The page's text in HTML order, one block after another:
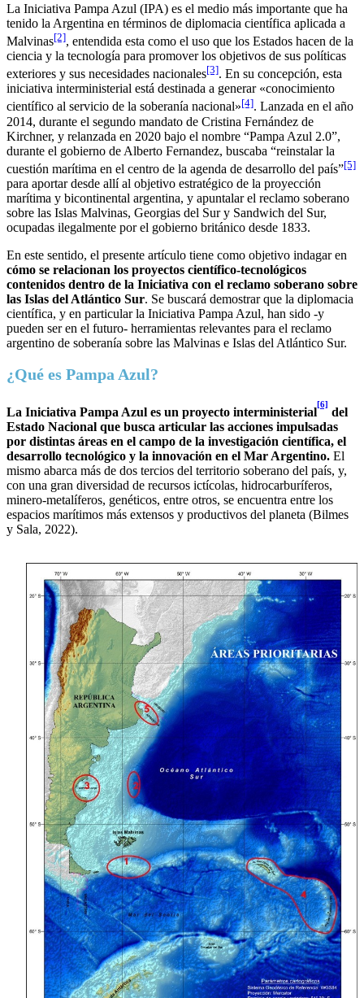
La Iniciativa Pampa Azul (IPA) es el medio más importante que ha
tenido la Argentina en términos de diplomacia científica aplicada a
Malvinas[2], entendida esta como el uso que los Estados hacen de la
ciencia y la tecnología para promover los objetivos de sus políticas
exteriores y sus necesidades nacionales[3]. En su concepción, esta
iniciativa interministerial está destinada a generar «conocimiento
científico al servicio de la soberanía nacional»[4]. Lanzada en el año
2014, durante el segundo mandato de Cristina Fernández de
Kirchner, y relanzada en 2020 bajo el nombre “Pampa Azul 2.0”,
durante el gobierno de Alberto Fernandez, buscaba “reinstalar la
cuestión marítima en el centro de la agenda de desarrollo del país”[5]
para aportar desde allí al objetivo estratégico de la proyección
marítima y bicontinental argentina, y apuntalar el reclamo soberano
sobre las Islas Malvinas, Georgias del Sur y Sandwich del Sur,
ocupadas ilegalmente por el gobierno británico desde 1833.
En este sentido, el presente artículo tiene como objetivo indagar en
cómo se relacionan los proyectos científico-tecnológicos
contenidos dentro de la Iniciativa con el reclamo soberano sobre
las Islas del Atlántico Sur. Se buscará demostrar que la diplomacia
científica, y en particular la Iniciativa Pampa Azul, han sido -y
pueden ser en el futuro- herramientas relevantes para el reclamo
argentino de soberanía sobre las Malvinas e Islas del Atlántico Sur.
¿Qué es Pampa Azul?
La Iniciativa Pampa Azul es un proyecto interministerial
[6]
del
Estado Nacional que busca articular las acciones impulsadas
por distintas áreas en el campo de la investigación científica, el
desarrollo tecnológico y la innovación en el Mar Argentino. El
mismo abarca más de dos tercios del territorio soberano del país, y,
con una gran diversidad de recursos ictícolas, hidrocarburíferos,
minero-metalíferos, genéticos, entre otros, se encuentra entre los
espacios marítimos más extensos y productivos del planeta (Bilmes
y Sala, 2022).